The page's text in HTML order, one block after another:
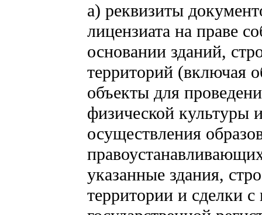
а) реквизиты
лицензиата на праве
основании зданий,
территорий (включая
объекты для
физической культуры
осуществления
указанные здания,
территории и сделки